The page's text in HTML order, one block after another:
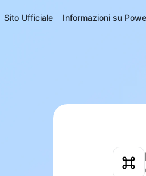
Sito Ufficiale Informazioni su